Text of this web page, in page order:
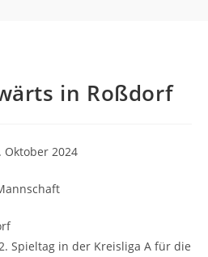
in Roßdorf
Oktober 2024
Spieltag in der Kreisliga A für die